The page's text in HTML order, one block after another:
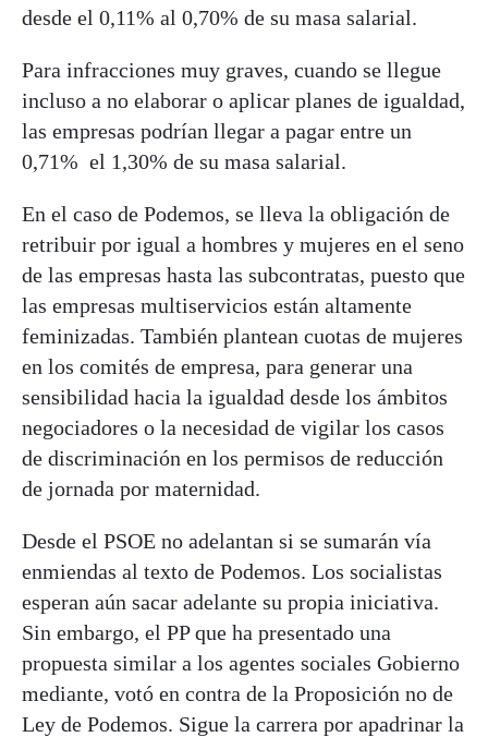
desde el 0,11% al 0,70% de su masa salarial.
Para infracciones muy graves, cuando se llegue
incluso a no elaborar o aplicar planes de igualdad,
las empresas podrían llegar a pagar entre un
0,71% el 1,30% de su masa salarial.
En el caso de Podemos, se lleva la obligación de
retribuir por igual a hombres y mujeres en el seno
de las empresas hasta las subcontratas, puesto que
las empresas multiservicios están altamente
feminizadas. También plantean cuotas de mujeres
en los comités de empresa, para generar una
sensibilidad hacia la igualdad desde los ámbitos
negociadores o la necesidad de vigilar los casos
de discriminación en los permisos de reducción
de jornada por maternidad.
Desde el PSOE no adelantan si se sumarán vía
enmiendas al texto de Podemos. Los socialistas
esperan aún sacar adelante su propia iniciativa.
Sin embargo, el PP que ha presentado una
propuesta similar a los agentes sociales Gobierno
mediante, votó en contra de la Proposición no de
Ley de Podemos. Sigue la carrera por apadrinar la